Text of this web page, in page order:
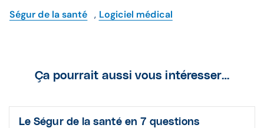
Ségur de la santé , Logiciel médical
Ça pourrait aussi vous intéresser…
Le Ségur de la santé en 7 questions